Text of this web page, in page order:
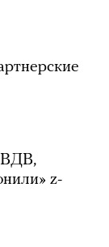
ВДВ,
z-